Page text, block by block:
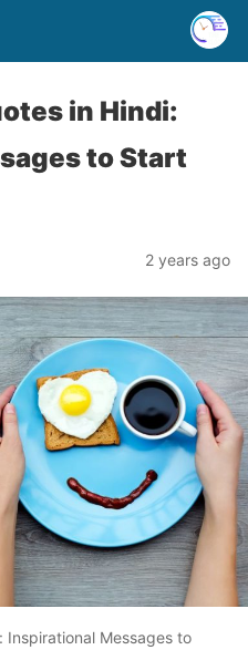
in Hindi:
to Start
2 years ago
Inspirational Messages to